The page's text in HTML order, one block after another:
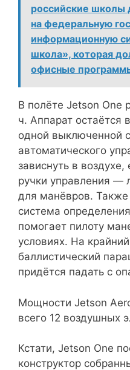
российские школы
на федеральную
информационную
школа», которая
офисные
В полёте Jetson One
ч. Аппарат остаётся
одной выключенной
автоматического
зависнуть в воздухе,
ручки управления —
для манёвров. Также
система
помогает пилоту
условиях. На
баллистический
придётся падать с
Мощности Jetson
всего 12 воздушных
Кстати, Jetson One
конструктор